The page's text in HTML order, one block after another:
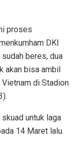
proses
DKI
beres, dua
akan bisa ambil
di Stadion
untuk laga
14 Maret lalu.